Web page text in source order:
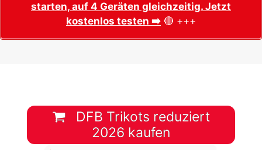
starten, auf 4 Geräten gleichzeitig. Jetzt
kostenlos testen ➡️ 🔴 +++
DFB Trikots reduziert
2026 kaufen